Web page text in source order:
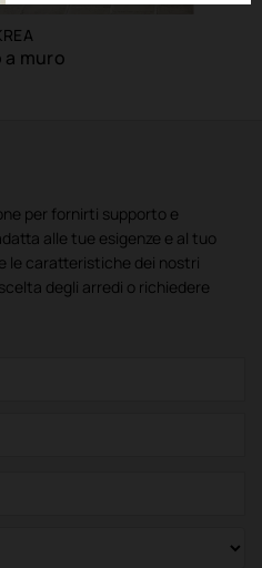
a muro
per fornirti supporto e
alle tue esigenze e al tuo
le caratteristiche dei nostri
degli arredi o richiedere